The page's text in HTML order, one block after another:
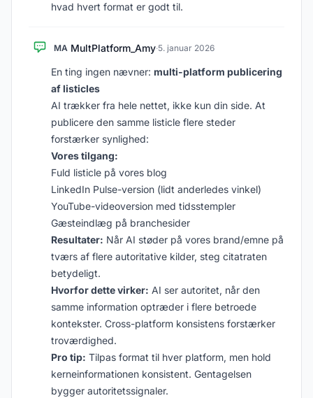
hvad hvert format er godt til.
MA MultPlatform_Amy·5. januar 2026
En ting ingen nævner: multi-platform publicering
af listicles
AI trækker fra hele nettet, ikke kun din side. At
publicere den samme listicle flere steder
forstærker synlighed:
Vores tilgang:
Fuld listicle på vores blog
LinkedIn Pulse-version (lidt anderledes vinkel)
YouTube-videoversion med tidsstempler
Gæsteindlæg på branchesider
Resultater: Når AI støder på vores brand/emne på
tværs af flere autoritative kilder, steg citatraten
betydeligt.
Hvorfor dette virker: AI ser autoritet, når den
samme information optræder i flere betroede
kontekster. Cross-platform konsistens forstærker
troværdighed.
Pro tip: Tilpas format til hver platform, men hold
kerneinformationen konsistent. Gentagelsen
bygger autoritetssignaler.